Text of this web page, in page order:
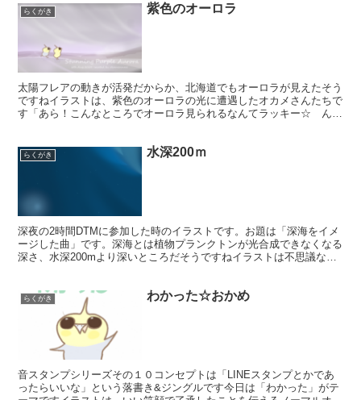
らくがき 紫色のオーロラ
太陽フレアの動きが活発だからか、北海道でもオーロラが見えたそう
ですねイラストは、紫色のオーロラの光に遭遇したオカメさんたちで
す「あら！こんなところでオーロラ見られるなんてラッキー☆ ん？
らくがき 水深200ｍ
深夜の2時間DTMに参加した時のイラストです。お題は「深海をイメ
ージした曲」です。深海とは植物プランクトンが光合成できなくなる
深さ、水深200mより深いところだそうですねイラストは不思議な泡
らくがき わかった☆おかめ
音スタンプシリーズその１０コンセプトは「LINEスタンプとかであ
ったらいいな」という落書き&ジングルです今日は「わかった」がテ